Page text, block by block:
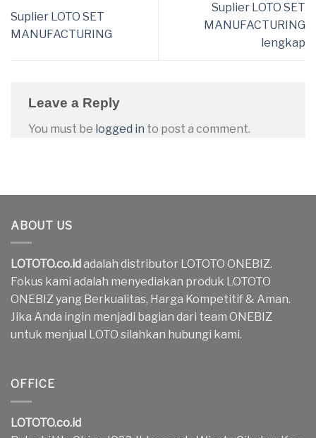
Suplier LOTO SET
MANUFACTURING
Suplier LOTO SET
MANUFACTURING
lengkap
Leave a Reply
You must be logged in to post a comment.
ABOUT US
LOTOTO.co.id adalah distributor LOTOTO ONEBIZ.
Fokus kami adalah menyediakan produk LOTOTO
ONEBIZ yang Berkualitas, Harga Kompetitif & Aman.
Jika Anda ingin menjadi bagian dari team ONEBIZ
untuk menjual LOTO silahkan hubungi kami.
OFFICE
LOTOTO.co.id